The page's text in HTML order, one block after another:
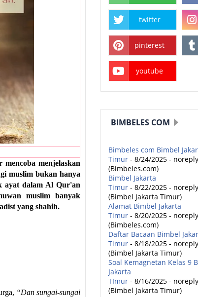
menjelaskan
muslim bukan hanya
ayat dalam Al Qur'an
muslim banyak
yang shahih.
“Dan sungai-sungai
twitter
pinterest
youtube
BIMBELES COM
Bimbeles com Bimbel
Timur - 8/24/2025 -
(Bimbeles.com)
Bimbel Jakarta
Timur - 8/22/2025 -
(Bimbel Jakarta Timur)
Alamat Bimbel Jakarta
Timur - 8/20/2025 -
(Bimbeles.com)
Daftar Bacaan Bimbel
Timur - 8/18/2025 -
(Bimbel Jakarta Timur)
Soal Kemagnetan Kelas 9
Jakarta
TImur - 8/16/2025 -
(Bimbel Jakarta Timur)